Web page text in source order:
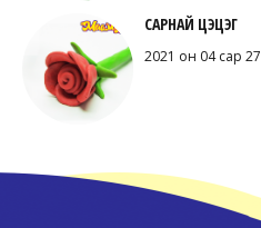
САРНАЙ ЦЭЦЭГ
2021 он 04 сар 27